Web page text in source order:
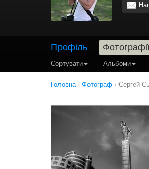
Профіль
Сортувати Альбоми
Головна› Фотограф › Сергей